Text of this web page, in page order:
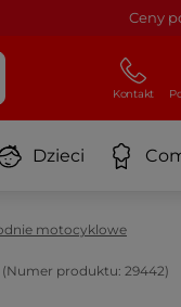
Ceny
Kontakt
Dzieci
motocyklowe
(Numer produktu: 29442)